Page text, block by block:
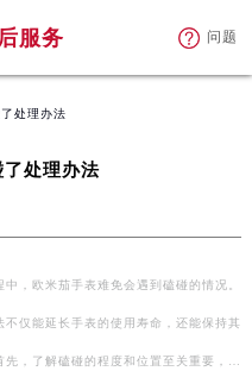
服务 问题
处理办法
了处理办法
中，欧米茄手表难免会遇到磕碰的情况。
不仅能延长手表的使用寿命，还能保持其
先，了解磕碰的程度和位置至关重要，